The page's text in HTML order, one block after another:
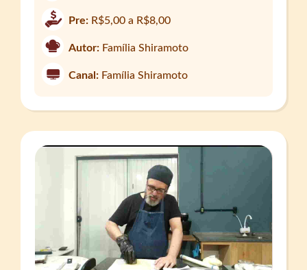
Pre: R$5,00 a R$8,00
Autor: Família Shiramoto
Canal: Família Shiramoto